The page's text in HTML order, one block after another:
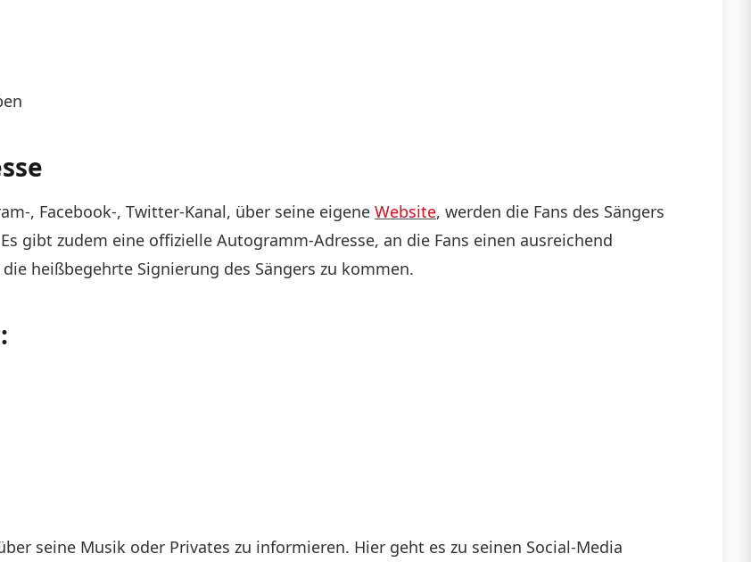
, Facebook-, Twitter-Kanal, über seine eigene Website, werden die Fans des Sängers
gibt zudem eine offizielle Autogramm-Adresse, an die Fans einen ausreichend
heißbegehrte Signierung des Sängers zu kommen.
seine Musik oder Privates zu informieren. Hier geht es zu seinen Social-Media